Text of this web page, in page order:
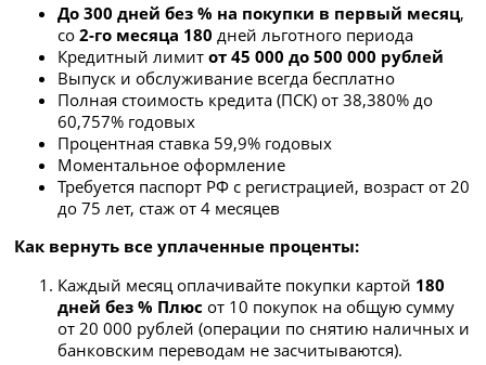
До 300 дней без % на покупки в первый месяц,
со 2-го месяца 180 дней льготного периода
Кредитный лимитот 45 000 до 500 000 рублей
Выпуск и обслуживание всегда бесплатно
Полная стоимость кредита (ПСК) от 38,380% до
60,757% годовых
Процентная ставка 59,9% годовых
Моментальное оформление
Требуется паспорт РФ с регистрацией, возраст от 20
до 75 лет, стаж от 4 месяцев
Как вернуть все уплаченные проценты:
Каждый месяц оплачивайте покупки картой 180
дней без % Плюсот 10 покупок на общую сумму
от 20 000 рублей (операции по снятию наличных и
банковским переводам не засчитываются).